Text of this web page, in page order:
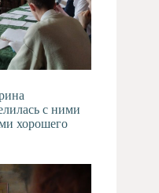
с ними
хорошего